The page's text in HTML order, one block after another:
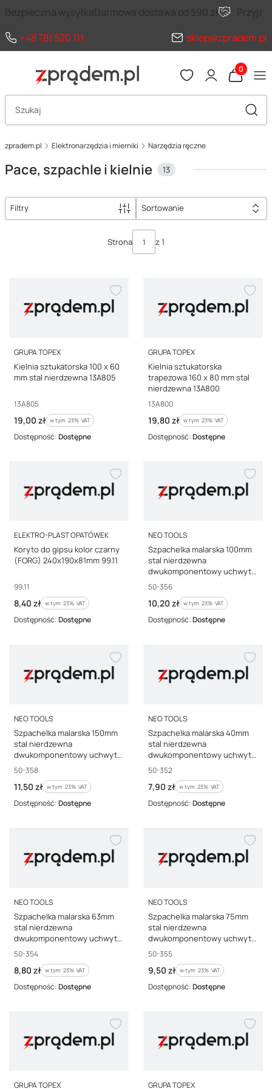
Bezpieczna wysyłkaDarmowa dostawa od 590 zł
+48 781 520 111
sklep@zpradem.pl
Produkty
Otwórz wyszukiwarkę
zpradem.pl Elektronarzędzia i mierniki Narzędzia ręczne
Pace, szpachle i kielnie 13
Filtry Sortowanie
Strona z 1
PRODUCENT
GRUPA TOPEX
Kielnia sztukatorska 100 x 60
mm stal nierdzewna 13A805
Kod producenta
13A805
Cena brutto
19,00 zł w tym %s VAT
w tym 23% VAT
Dostępność:Dostępne
PRODUCENT
GRUPA TOPEX
Kielnia sztukatorska
trapezowa 160 x 80 mm stal
nierdzewna 13A800
Kod producenta
13A800
Cena brutto
19,80 zł w tym %s VAT
w tym 23% VAT
Dostępność:Dostępne
PRODUCENT
ELEKTRO-PLAST OPATÓWEK
Koryto do gipsu kolor czarny
(FORG) 240x190x81mm 99.11
Kod producenta
99.11
Cena brutto
8,40 zł w tym %s VAT
w tym 23% VAT
Dostępność:Dostępne
PRODUCENT
NEO TOOLS
Szpachelka malarska 100mm
stal nierdzewna
dwukomponentowy uchwyt
50-356
Kod producenta
50-356
Cena brutto
10,20 zł w tym %s VAT
w tym 23% VAT
Dostępność:Dostępne
PRODUCENT
NEO TOOLS
Szpachelka malarska 150mm
stal nierdzewna
dwukomponentowy uchwyt
50-358
Kod producenta
50-358
Cena brutto
11,50 zł w tym %s VAT
w tym 23% VAT
Dostępność:Dostępne
PRODUCENT
NEO TOOLS
Szpachelka malarska 40mm
stal nierdzewna
dwukomponentowy uchwyt
50-352
Kod producenta
50-352
Cena brutto
7,90 zł w tym %s VAT
w tym 23% VAT
Dostępność:Dostępne
PRODUCENT
NEO TOOLS
Szpachelka malarska 63mm
stal nierdzewna
dwukomponentowy uchwyt
50-354
Kod producenta
50-354
Cena brutto
8,80 zł w tym %s VAT
w tym 23% VAT
Dostępność:Dostępne
PRODUCENT
NEO TOOLS
Szpachelka malarska 75mm
stal nierdzewna
dwukomponentowy uchwyt
50-355
Kod producenta
50-355
Cena brutto
9,50 zł w tym %s VAT
w tym 23% VAT
Dostępność:Dostępne
PRODUCENT
GRUPA TOPEX PRODUCENT
GRUPA TOPEX